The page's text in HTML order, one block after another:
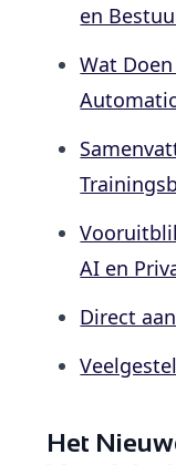
en
Wat
AI en
Direct
Het